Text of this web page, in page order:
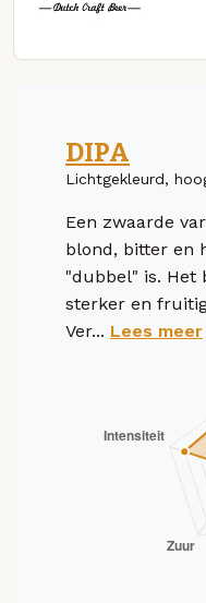
DIPA
Lichtgekleurd,
Een zwaarde
blond, bitter en
"dubbel" is. Het
sterker en
Ver... Lees meer